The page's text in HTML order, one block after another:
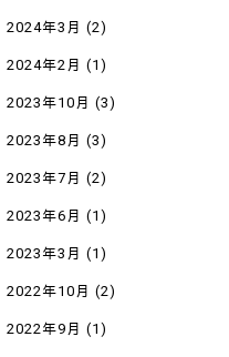
2024年3月 (2)
2024年2月 (1)
2023年10月 (3)
2023年8月 (3)
2023年7月 (2)
2023年6月 (1)
2023年3月 (1)
2022年10月 (2)
2022年9月 (1)